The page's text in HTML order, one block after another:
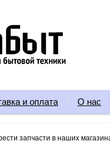
и оплата О нас
запчасти в наших